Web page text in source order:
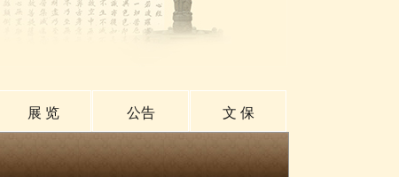
展 览 公告 文 保